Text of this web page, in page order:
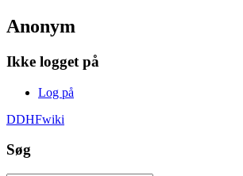
Anonym
Ikke logget på
Log på
DDHFwiki
Søg